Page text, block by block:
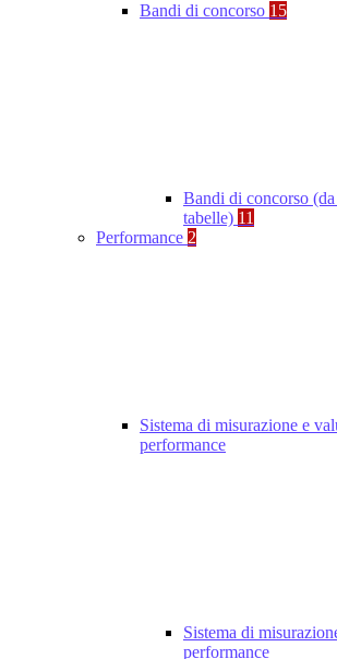
Bandi di concorso 15
Bandi di concorso
tabelle) 11
Performance 2
Sistema di misurazione e
performance
Sistema di
performance